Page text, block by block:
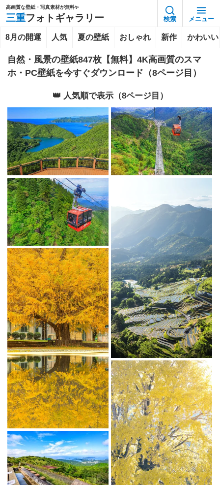
高画質な壁紙・写真素材が無料✨️
三重フォトギャラリー 検索 メニュー
8月の開運 人気 夏の壁紙 おしゃれ 新作 かわいい
自然・風景の壁紙847枚【無料】4K高画質のスマ
ホ・PC壁紙を今すぐダウンロード（8ページ目）
👑 人気順で表示（8ページ目）